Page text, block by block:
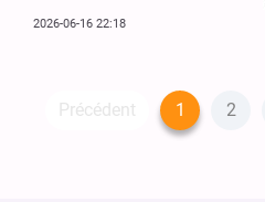
2026-06-16 22:18
Précédent 1 2